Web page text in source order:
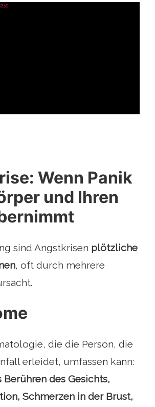
Wenn Panik
und Ihren
sind Angstkrisen plötzliche
, oft durch mehrere
die die Person, die
erleidet, umfassen kann:
des Gesichts,
Schmerzen in der Brust,